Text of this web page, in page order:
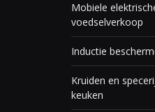
Mobiele
voedselverkoop
Inductie
Kruiden en
keuken